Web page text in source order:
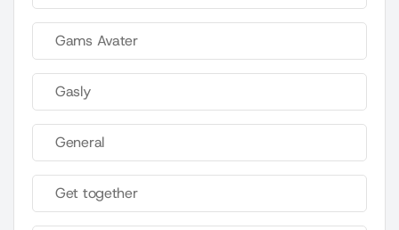
Gams Avater
Gasly
General
Get together